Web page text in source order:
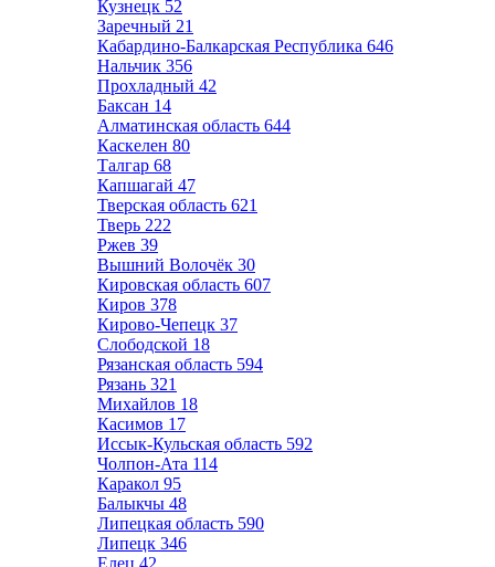
Кузнецк 52
Заречный 21
Кабардино-Балкарская Республика 646
Нальчик 356
Прохладный 42
Баксан 14
Алматинская область 644
Каскелен 80
Талгар 68
Капшагай 47
Тверская область 621
Тверь 222
Ржев 39
Вышний Волочёк 30
Кировская область 607
Киров 378
Кирово-Чепецк 37
Слободской 18
Рязанская область 594
Рязань 321
Михайлов 18
Касимов 17
Иссык-Кульская область 592
Чолпон-Ата 114
Каракол 95
Балыкчы 48
Липецкая область 590
Липецк 346
Елец 42